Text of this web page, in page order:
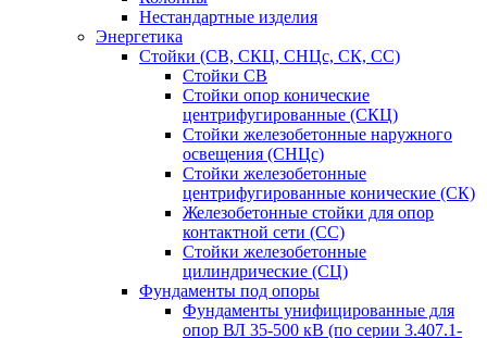
Нестандартные изделия
Энергетика
Стойки (СВ, СКЦ, СНЦс, СК, СС)
Стойки СВ
Стойки опор конические
центрифугированные (СКЦ)
Стойки железобетонные наружного
освещения (СНЦс)
Стойки железобетонные
центрифугированные конические (СК)
Железобетонные стойки для опор
контактной сети (СС)
Стойки железобетонные
цилиндрические (СЦ)
Фундаменты под опоры
Фундаменты унифицированные для
опор ВЛ 35-500 кВ (по серии 3.407.1-